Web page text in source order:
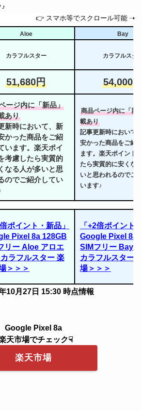
♪
👉 スマホ等でスクロール可能 ➝
Aloe Bay
カラフルスター カラフルスタ
51,680円 54,000
ージ内に「新品」
あり
新時において、新
かった商品をご紹
います。楽天ポイ
考慮したら実質的
なる人が多いと思
のでご紹介してい
商品ページ内に「新
載あり
記事更新時において
安かった商品をご紹
ます。楽天ポイント
たら実質的に安くな
いと思われるのでご
います♪
倍ポイント・新品」
Pixel 8a 128GB
リー Aloe アロエ
ラフルスター 楽
＞＞＞
「+2倍ポイント
Google Pixel 8a
SIMフリー Bay
カラフルスター
場＞＞＞
10月27日 15:30 時点情報
Google Pixel 8a
天市場でチェック☟
楽天市場